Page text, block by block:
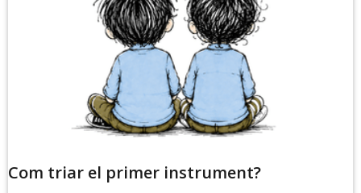
Com triar el primer instrument?